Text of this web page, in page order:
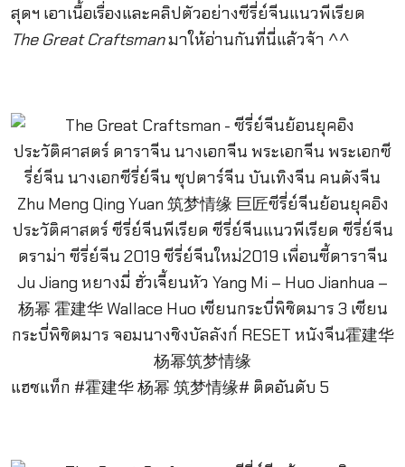
สุดฯ เอาเนื้อเรื่องและคลิปตัวอย่างซีรี่ย์จีนแนวพีเรียด
The Great Craftsmanมาให้อ่านกันที่นี่แล้วจ้า ^^
แฮชแท็ก #霍建华 杨幂 筑梦情缘# ติดอันดับ 5